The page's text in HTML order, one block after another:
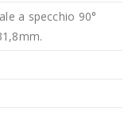
a specchio 90°